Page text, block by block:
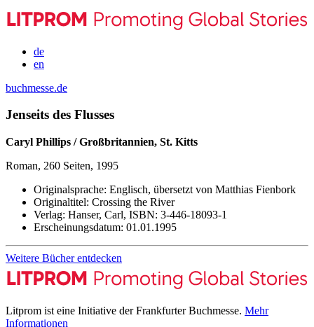
de
en
buchmesse.de
Jenseits des Flusses
Caryl Phillips / Großbritannien, St. Kitts
Roman, 260 Seiten, 1995
Originalsprache: Englisch, übersetzt von Matthias Fienbork
Originaltitel: Crossing the River
Verlag: Hanser, Carl, ISBN: 3-446-18093-1
Erscheinungsdatum: 01.01.1995
Weitere Bücher entdecken
Litprom ist eine Initiative der Frankfurter Buchmesse. Mehr
Informationen